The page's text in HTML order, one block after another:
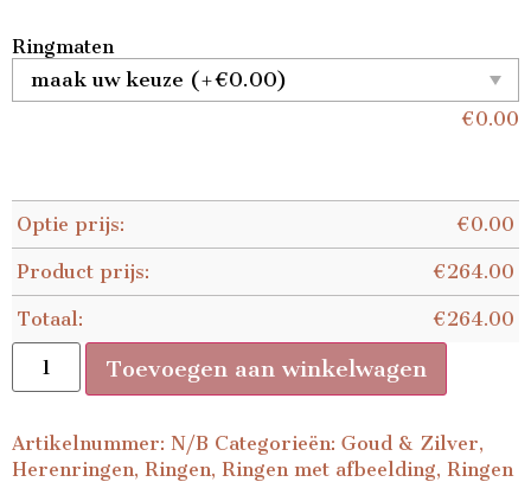
Ringmaten
€0.00
Optie prijs: €0.00
Product prijs: €264.00
Totaal: €264.00
Toevoegen aan winkelwagen
Artikelnummer: N/B Categorieën: Goud & Zilver,
Herenringen, Ringen, Ringen met afbeelding, Ringen